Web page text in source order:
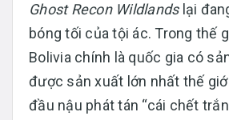
Ghost Recon Wildlandslại
bóng tối của tội ác. Trong thế
Bolivia chính là quốc gia có
được sản xuất lớn nhất thế
đầu nậu phát tán “cái chết